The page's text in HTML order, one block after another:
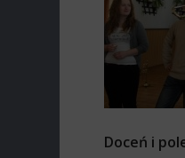
Doceń i